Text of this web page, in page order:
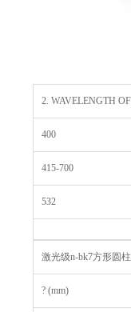
2. WAVELENGTH
400
415-700
532
激光级n-bk7方形圆
? (mm)